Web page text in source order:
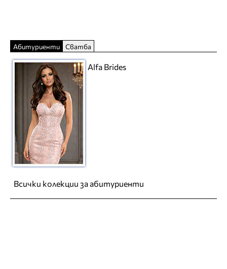
Абитуриенти Сватба
Alfa Brides
Всички колекции за абитуриенти